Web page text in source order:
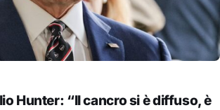
Hunter: “Il cancro si è diffuso, è